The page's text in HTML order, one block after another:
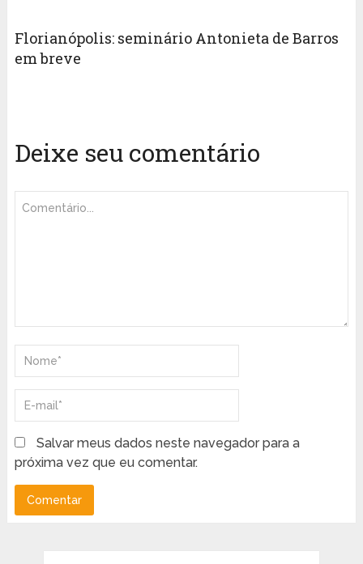
Florianópolis: seminário Antonieta de Barros
em breve
Deixe seu comentário
Salvar meus dados neste navegador para a
próxima vez que eu comentar.